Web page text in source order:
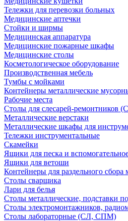
Тележки для перевозки больных
Медицинские аптечки
Стойки и ширмы
Медицинская аппаратура
Медицинские пожарные шкафы
Медицинские столы
Косметологическое оборудование
Производственная мебель
Тумбы с мойками
Контейнеры металлические
Рабочие места
Столы для слесарей-ремонтников
Металлические верстаки
Металлические шкафы для
Тележки инструментальные
Скамейки
Ящики для песка и
Ящики для ветоши
Контейнеры для раздельного сбора
Столы сварщика
Лари для белья
Столы металлические, подставки
Столы электромонтажников,
Столы лабораторные (СЛ, СПМ)